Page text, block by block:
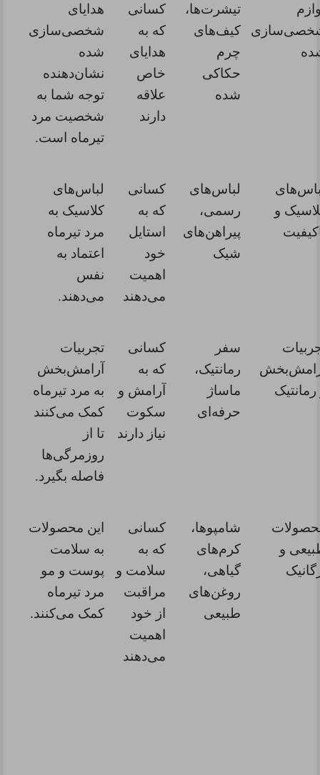
تیشرت‌ها،
کیف‌های
چرم
حکاکی
شده
کسانی
که به
هدایای
خاص
علاقه
دارند
هدایای
شخصی‌سازی
شده
نشان‌دهنده
توجه شما به
شخصیت مرد
تیرماه است.
و
لباس‌های
رسمی،
پیراهن‌های
شیک
کسانی
که به
استایل
خود
اهمیت
می‌دهند
لباس‌های
کلاسیک به
مرد تیرماه
اعتماد به
نفس
می‌دهند.
رمانتیک
سفر
رمانتیک،
ماساژ
حرفه‌ای
کسانی
که به
آرامش و
سکوت
نیاز دارند
تجربیات
آرامش‌بخش
به مرد تیرماه
کمک می‌کنند
تا از
روزمرگی‌ها
فاصله بگیرد.
و
شامپوها،
کرم‌های
گیاهی،
روغن‌های
طبیعی
کسانی
که به
سلامت و
مراقبت
از خود
اهمیت
می‌دهند
این محصولات
به سلامت
پوست و مو
مرد تیرماه
کمک می‌کنند.